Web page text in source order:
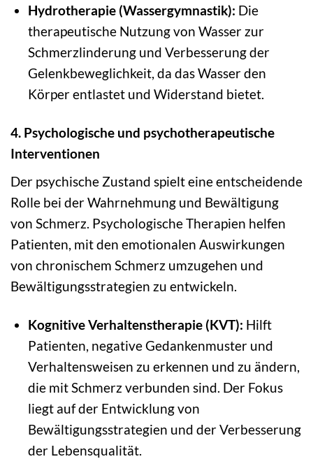
Hydrotherapie (Wassergymnastik): Die
therapeutische Nutzung von Wasser zur
Schmerzlinderung und Verbesserung der
Gelenkbeweglichkeit, da das Wasser den
Körper entlastet und Widerstand bietet.
4. Psychologische und psychotherapeutische
Interventionen
Der psychische Zustand spielt eine entscheidende
Rolle bei der Wahrnehmung und Bewältigung
von Schmerz. Psychologische Therapien helfen
Patienten, mit den emotionalen Auswirkungen
von chronischem Schmerz umzugehen und
Bewältigungsstrategien zu entwickeln.
Kognitive Verhaltenstherapie (KVT): Hilft
Patienten, negative Gedankenmuster und
Verhaltensweisen zu erkennen und zu ändern,
die mit Schmerz verbunden sind. Der Fokus
liegt auf der Entwicklung von
Bewältigungsstrategien und der Verbesserung
der Lebensqualität.